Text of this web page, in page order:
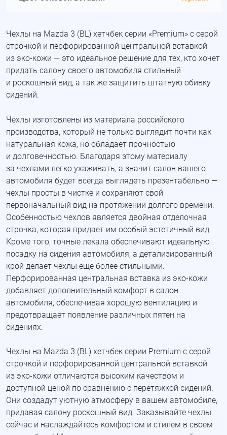
Чехлы на Mazda 3 (BL) хетчбек серии «Premium» с серой
строчкой и перфорированной центральной вставкой
из эко-кожи — это идеальное решение для тех, кто хочет
придать салону своего автомобиля стильный
и роскошный вид, а так же защитить штатную обивку
сидений.
Чехлы изготовлены из материала российского
производства, который не только выглядит почти как
натуральная кожа, но обладает прочностью
и долговечностью. Благодаря этому материалу
за чехлами легко ухаживать, а значит салон вашего
автомобиля будет всегда выглядеть презентабельно —
чехлы просты в чистке и сохраняют свой
первоначальный вид на протяжении долгого времени.
Особенностью чехлов является двойная отделочная
строчка, которая придает им особый эстетичный вид.
Кроме того, точные лекала обеспечивают идеальную
посадку на сидения автомобиля, а детализированный
крой делает чехлы еще более стильными.
Перфорированная центральная вставка из эко-кожи
добавляет дополнительный комфорт в салон
автомобиля, обеспечивая хорошую вентиляцию и
предотвращает появление различных пятен на
сидениях.
Чехлы на Mazda 3 (BL) хетчбек серии Premium с серой
строчкой и перфорированной центральной вставкой
из эко-кожи отличаются высоким качеством и
доступной ценой по сравнению с перетяжкой сидений.
Они создадут уютную атмосферу в вашем автомобиле,
придавая салону роскошный вид. Заказывайте чехлы
сейчас и наслаждайтесь комфортом и стилем в своем